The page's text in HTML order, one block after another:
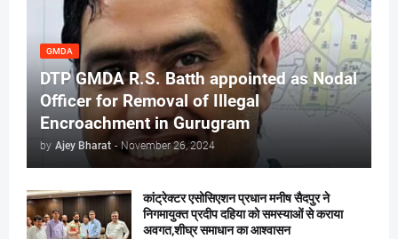
GMDA
DTP GMDA R.S. Batth appointed as Nodal
Officer for Removal of Illegal
Encroachment in Gurugram
by Ajey Bharat - November 26, 2024
कांट्रेक्टर एसोसिएशन प्रधान मनीष सैदपुर ने
निगमायुक्त प्रदीप दहिया को समस्याओं से कराया
अवगत,शीघ्र समाधान का आश्वासन